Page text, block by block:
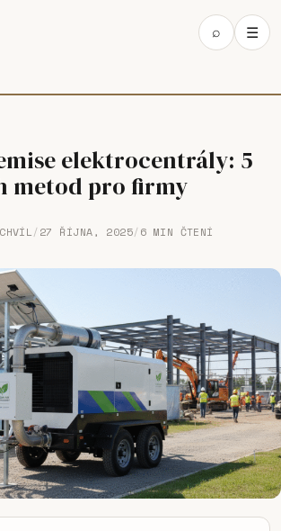
Open
search
⌕ ☰
elektrocentrály: 5
metod pro firmy
/ 27 ŘÍJNA, 2025/ 6 MIN ČTENÍ